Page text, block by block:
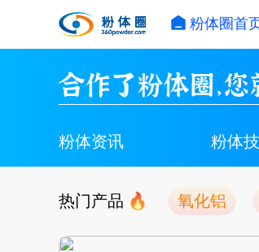
粉体圈首
合作了粉体圈，
粉体资讯 粉体
热门产品 氧化铝